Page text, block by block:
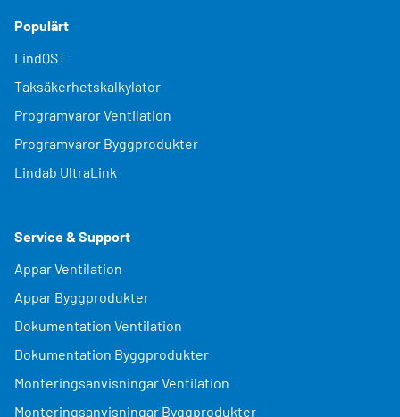
Populärt
LindQST
Taksäkerhetskalkylator
Programvaror Ventilation
Programvaror Byggprodukter
Lindab UltraLink
Service & Support
Appar Ventilation
Appar Byggprodukter
Dokumentation Ventilation
Dokumentation Byggprodukter
Monteringsanvisningar Ventilation
Monteringsanvisningar Byggprodukter